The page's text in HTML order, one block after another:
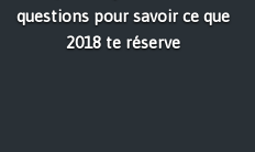
questions pour savoir ce que
2018 te réserve